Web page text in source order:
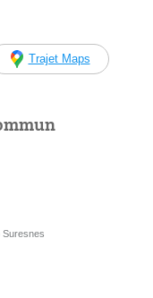
Trajet Maps
Suresnes